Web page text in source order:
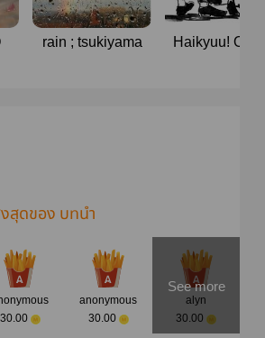
rain ; tsukiyama
Haikyuu! OS/
สุดของ บทนำ
30.00
anonymous
30.00
See more
alyn
30.00